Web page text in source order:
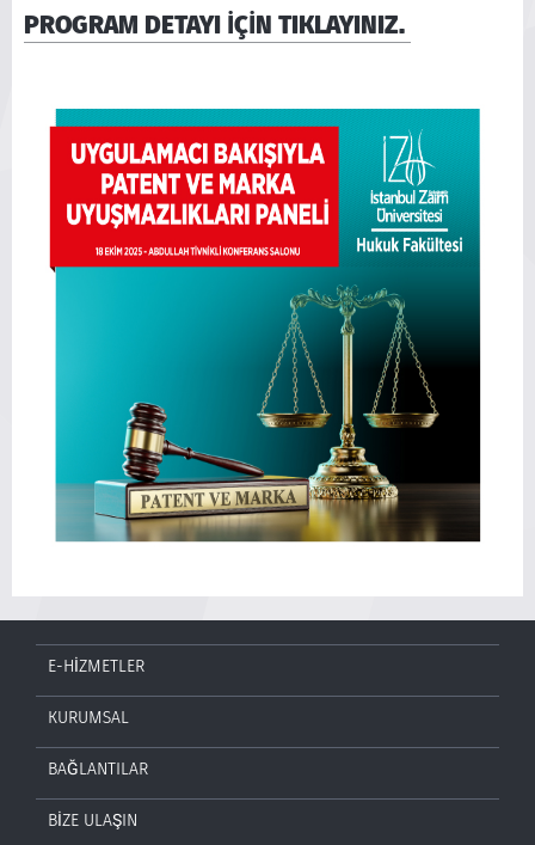
PROGRAM DETAYI İÇİN TIKLAYINIZ.
E-HİZMETLER
KURUMSAL
BAĞLANTILAR
BİZE ULAŞIN